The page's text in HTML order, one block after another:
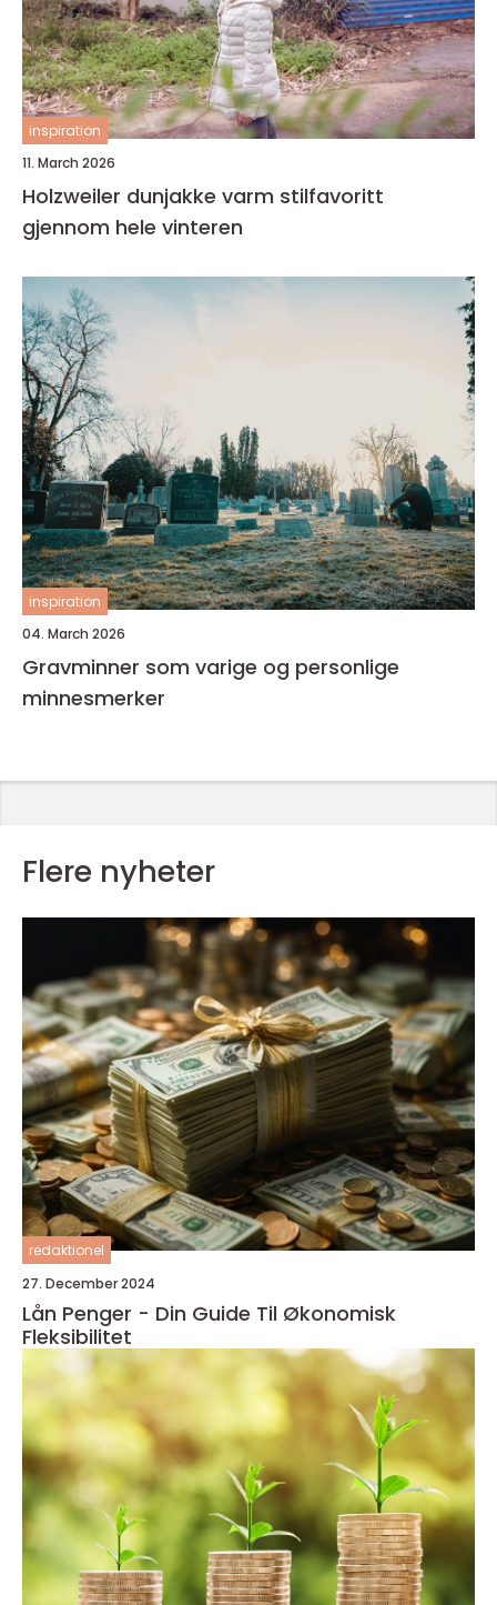
inspiration
11. March 2026
Holzweiler dunjakke varm stilfavoritt
gjennom hele vinteren
inspiration
04. March 2026
Gravminner som varige og personlige
minnesmerker
Flere nyheter
redaktionel
27. December 2024
Lån Penger - Din Guide Til Økonomisk
Fleksibilitet